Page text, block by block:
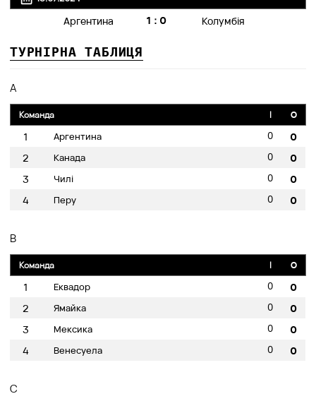
Аргентина 1:0 Колумбія
ТУРНІРНА ТАБЛИЦЯ
A
Команда I O
1 Аргентина 0
0
2
Канада 0
0
3
Чилі 0
0
4
Перу 0 0
B
Команда I O
1 Еквадор 0
0
2
Ямайка 0
0
3
Мексика 0
0
4
Венесуела 0 0
C